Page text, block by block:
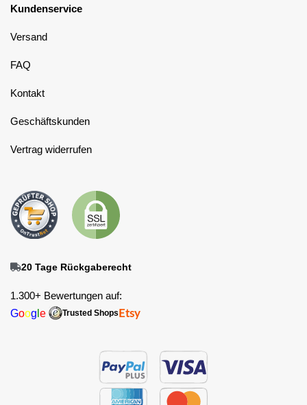
Kundenservice
Versand
FAQ
Kontakt
Geschäftskunden
Vertrag widerrufen
20 Tage Rückgaberecht
1.300+ Bewertungen auf:
Goog e Trusted Shops Etsy